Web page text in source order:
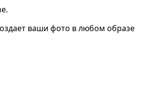
ваши фото в любом образе